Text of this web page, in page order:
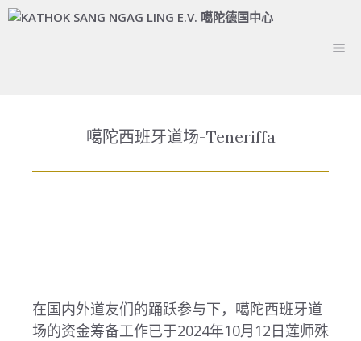
噶陀西班牙道场-Teneriffa
在国内外道友们的踊跃参与下，噶陀西班牙道
场的资金筹备工作已于2024年10月12日莲师殊